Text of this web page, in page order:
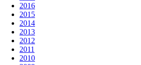
2016
2015
2014
2013
2012
2011
2010